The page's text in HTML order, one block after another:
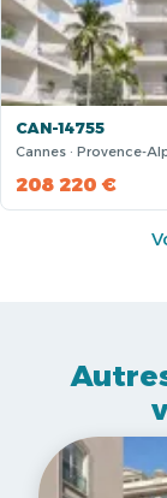
CAN-14755
Cannes · Provence-
208 220 €